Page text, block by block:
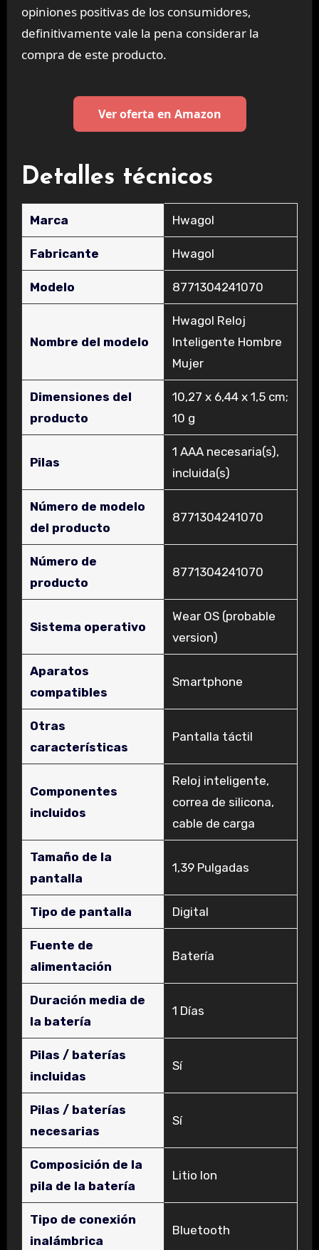
opiniones positivas de los consumidores,
definitivamente vale la pena considerar la
compra de este producto.
Ver oferta en Amazon
Detalles técnicos
Marca ‎Hwagol
Fabricante ‎Hwagol
Modelo ‎8771304241070
Nombre del modelo
‎Hwagol Reloj
Inteligente Hombre
Mujer
Dimensiones del
producto
‎10,27 x 6,44 x 1,5 cm;
10 g
Pilas
‎1 AAA necesaria(s),
incluida(s)
Número de modelo
del producto
‎8771304241070
Número de
producto
‎8771304241070
Sistema operativo
‎Wear OS (probable
version)
Aparatos
compatibles
‎Smartphone
Otras
características
‎Pantalla táctil
Componentes
incluidos
‎Reloj inteligente,
correa de silicona,
cable de carga
Tamaño de la
pantalla
‎1,39 Pulgadas
Tipo de pantalla ‎Digital
Fuente de
alimentación
‎Batería
Duración media de
la batería
‎1 Días
Pilas / baterías
incluidas
‎Sí
Pilas / baterías
necesarias
‎Sí
Composición de la
pila de la batería
‎Litio Ion
Tipo de conexión
inalámbrica
‎Bluetooth